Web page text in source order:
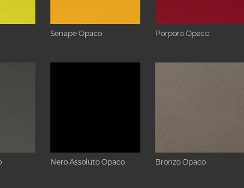
Senape Opaco Porpora Opaco
Nero Assoluto Opaco Bronzo Opaco